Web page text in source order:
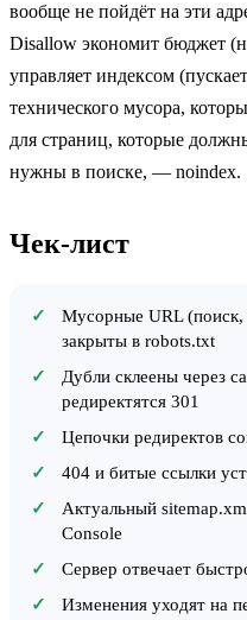
вообще не пойдёт на эти
Disallow экономит бюджет
управляет индексом
технического мусора,
для страниц, которые
нужны в поиске, — noindex.
Чек-лист
Мусорные URL (поиск,
закрыты в robots.txt
Дубли склеены через
редиректятся 301
Цепочки редиректов
404 и битые ссылки
Актуальный
Console
Сервер отвечает
Изменения уходят на